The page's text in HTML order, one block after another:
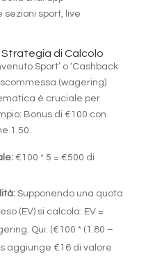
sezioni sport, live
di Calcolo
Sport’ o ‘Cashback
scommessa (wagering)
è cruciale per
Bonus di €100 con
1.50.
€100 * 5 = €500 di
Supponendo una quota
(EV) si calcola: EV =
Qui: (€100 * (1.80 –
aggiunge €16 di valore